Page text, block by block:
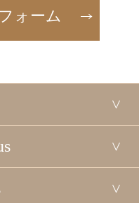
ォーム